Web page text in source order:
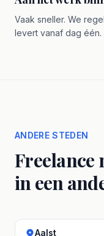
Vaak sneller. We
levert vanaf dag één.
ANDERE STEDEN
Freelance
in een
Aalst